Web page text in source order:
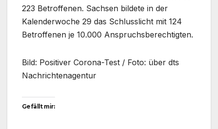
223 Betroffenen. Sachsen bildete in der
Kalenderwoche 29 das Schlusslicht mit 124
Betroffenen je 10.000 Anspruchsberechtigten.
Bild: Positiver Corona-Test / Foto: über dts
Nachrichtenagentur
Gefällt mir: